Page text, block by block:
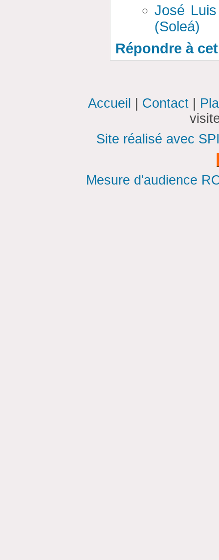
José
(Soleá)
Répondre à
Accueil Contact
Site réalisé avec
Mesure d'audience